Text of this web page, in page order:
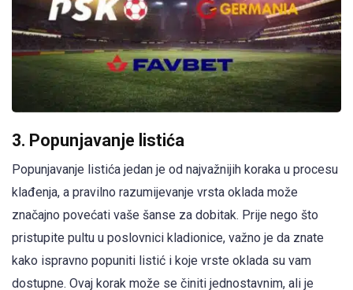
3. Popunjavanje listića
Popunjavanje listića jedan je od najvažnijih koraka u procesu
klađenja, a pravilno razumijevanje vrsta oklada može
značajno povećati vaše šanse za dobitak. Prije nego što
pristupite pultu u poslovnici kladionice, važno je da znate
kako ispravno popuniti listić i koje vrste oklada su vam
dostupne. Ovaj korak može se činiti jednostavnim, ali je